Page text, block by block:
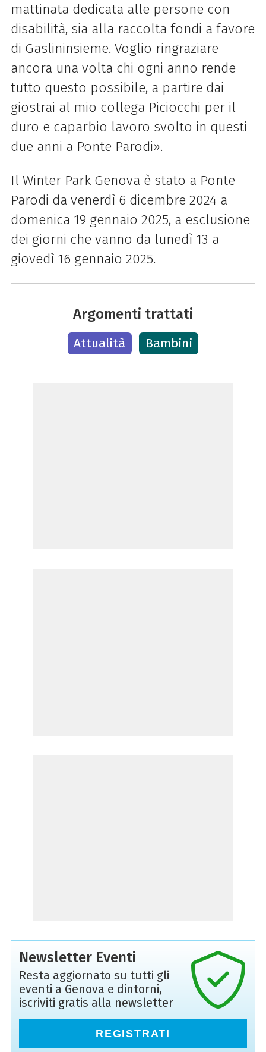
mattinata dedicata alle persone con
disabilità, sia alla raccolta fondi a favore
di Gaslininsieme. Voglio ringraziare
ancora una volta chi ogni anno rende
tutto questo possibile, a partire dai
giostrai al mio collega Piciocchi per il
duro e caparbio lavoro svolto in questi
due anni a Ponte Parodi».
Il Winter ParkGenova è stato a Ponte
Parodi da venerdì 6 dicembre 2024 a
domenica 19 gennaio 2025, a esclusione
dei giorni che vanno da lunedì 13 a
giovedì 16 gennaio 2025.
Argomenti trattati
Attualità Bambini
Newsletter Eventi
Resta aggiornato su tutti gli
eventi a Genova e dintorni,
iscriviti gratis alla newsletter
REGISTRATI